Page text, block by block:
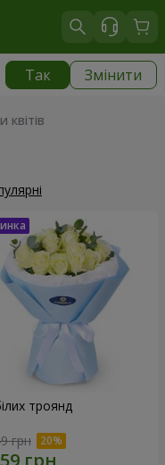
Так Змінити
квітів
троянд
грн